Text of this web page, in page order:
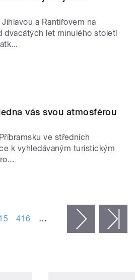
a Rantířovem na
dvacátých let minulého století
vás svou atmosférou
ve středních
k vyhledávaným turistickým
416 … následující ›